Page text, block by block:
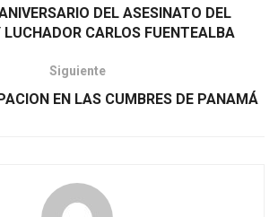
DEL ASESINATO DEL
CARLOS FUENTEALBA
Siguiente
EN LAS CUMBRES DE PANAMÁ